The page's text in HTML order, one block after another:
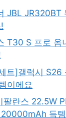
JBL JR320BT
T30 S 프로 옴
트]갤럭시 S26
이에요
팔란스 22.5W
득템